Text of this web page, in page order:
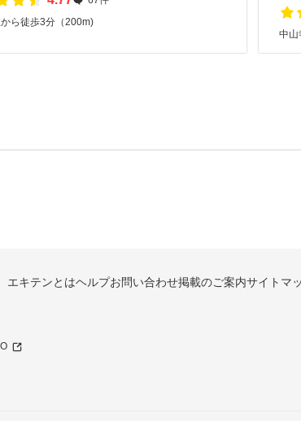
ら徒歩3分（200m)
中山
エキテンとはヘルプお問い合わせ掲載のご案内サイトマ